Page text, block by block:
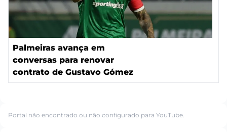
Palmeiras avança em
conversas para renovar
contrato de Gustavo Gómez
Portal não encontrado ou não configurado para YouTube.